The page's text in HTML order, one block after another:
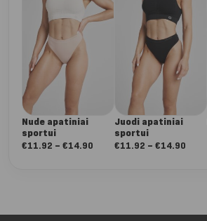
Nude apatiniai
sportui
€11.92 – €14.90
Juodi apatiniai
sportui
€11.92 – €14.90